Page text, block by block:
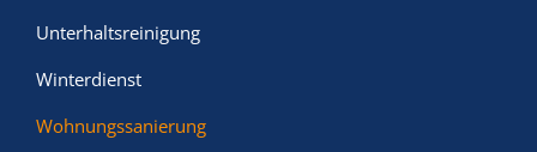
Unterhaltsreinigung
Winterdienst
Wohnungssanierung